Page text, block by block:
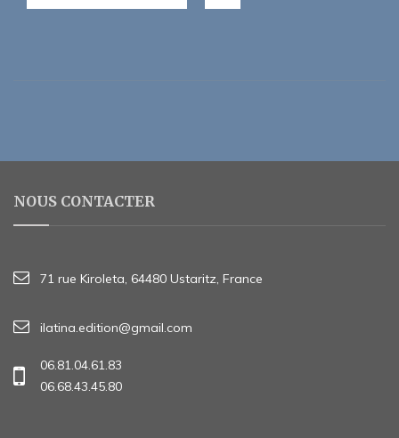
NOUS CONTACTER
71 rue Kiroleta, 64480 Ustaritz, France
ilatina.edition@gmail.com
06.81.04.61.83
06.68.43.45.80